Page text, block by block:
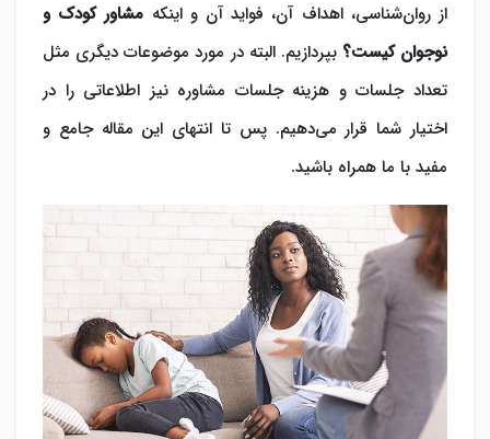
از روان‌شناسی، اهداف آن، فواید آن و اینکه مشاور کودک و
نوجوان کیست؟ بپردازیم. البته در مورد موضوعات دیگری مثل
تعداد جلسات و هزینه جلسات مشاوره نیز اطلاعاتی را در
اختیار شما قرار می‌دهیم. پس تا انتهای این مقاله جامع و
مفید با ما همراه باشید.